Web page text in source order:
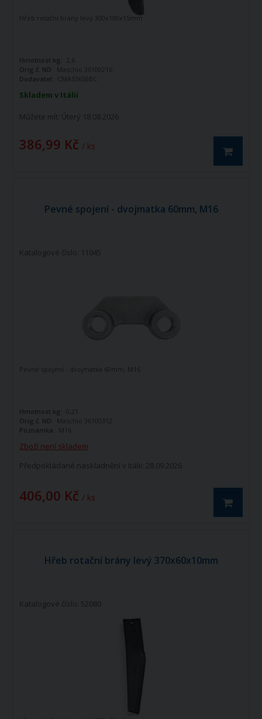
Skladem v Itálii
Můžete mít: Úterý 18.08.2026
386,99 Kč / ks
Hřeb rotační brány levý 300x100x15mm
Hmotnost kg:
2,6
Orig.č. ND: Maschio 36100216
Dodavatel:
CMAS36S0BC
Pevné spojení - dvojmatka 60mm, M16
Katalogové číslo: 11045
Zboží není skladem
Předpokládané naskladnění v Itálii: 28.09.2026
406,00 Kč / ks
Pevné spojení - dvojmatka 60mm, M16
Hmotnost kg:
0,21
Orig.č. ND: Maschio 36100312
Poznámka: M16
Hřeb rotační brány levý 370x60x10mm
Katalogové číslo: 52080